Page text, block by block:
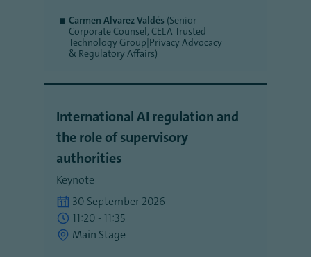
Carmen Alvarez Valdés (Senior
Corporate Counsel, CELA Trusted
Technology Group|Privacy Advocacy
& Regulatory Affairs)
International AI regulation and
the role of supervisory
authorities
Keynote
30 September 2026
11:20 - 11:35
Main Stage